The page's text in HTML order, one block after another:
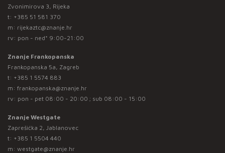
Zvonimirova 3, Rijeka
t: +385 51 581 370
m: rijekaztc@znanje.hr
rv: pon - ned* 9:00-21:00
Znanje Frankopanska
Frankopanska 5a, Zagreb
t: +385 1 5574 883
m: frankopanska@znanje.hr
rv: pon - pet 08:00 - 20:00 ; sub 08:00 - 15:00
Znanje Westgate
Zaprešićka 2, Jablanovec
t: +385 1 5504 440
m: westgate@znanje.hr